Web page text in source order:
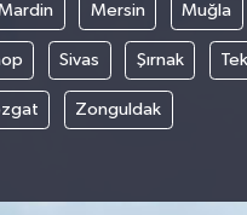
Mersin Muğla
Sivas Şırnak
Zonguldak